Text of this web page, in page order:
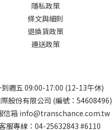
隱私政策
條文與細則
退換貨政策
運送政策
週五 09:00-17:00 (12-13午休)
股份有限公司 (編號：54608496)
信箱 info@transchance.com.tw
服專線：04-25632843 #6110